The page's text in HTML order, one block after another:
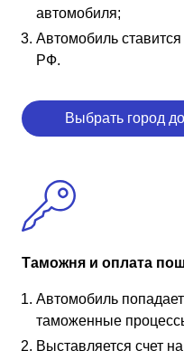
автомобиля;
Автомобиль
РФ.
Выбрать город
Таможня и оплата
Автомобиль
таможенные
Выставляется счет